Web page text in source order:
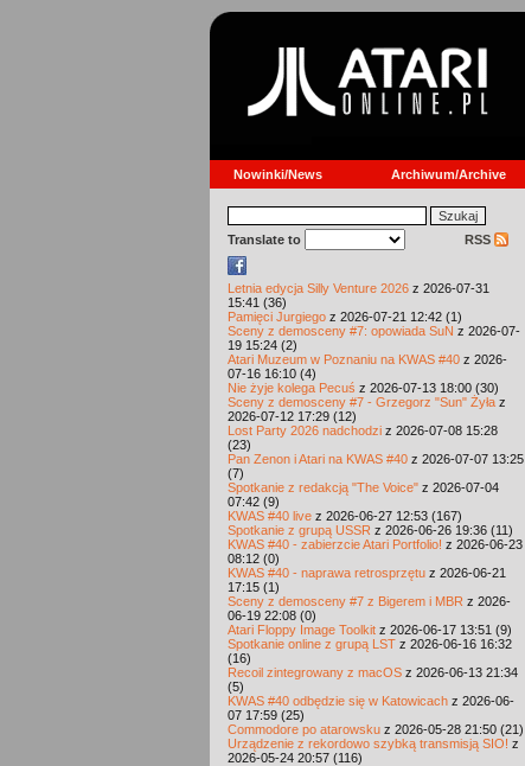
Nowinki/News Archiwum/Archive
Translate to RSS
Letnia edycja Silly Venture 2026 z 2026-07-31
15:41 (36)
Pamięci Jurgiego z 2026-07-21 12:42 (1)
Sceny z demosceny #7: opowiada SuN z 2026-07-
19 15:24 (2)
Atari Muzeum w Poznaniu na KWAS #40 z 2026-
07-16 16:10 (4)
Nie żyje kolega Pecuś z 2026-07-13 18:00 (30)
Sceny z demosceny #7 - Grzegorz "Sun" Żyła z
2026-07-12 17:29 (12)
Lost Party 2026 nadchodzi z 2026-07-08 15:28
(23)
Pan Zenon i Atari na KWAS #40 z 2026-07-07 13:25
(7)
Spotkanie z redakcją "The Voice" z 2026-07-04
07:42 (9)
KWAS #40 live z 2026-06-27 12:53 (167)
Spotkanie z grupą USSR z 2026-06-26 19:36 (11)
KWAS #40 - zabierzcie Atari Portfolio! z 2026-06-23
08:12 (0)
KWAS #40 - naprawa retrosprzętu z 2026-06-21
17:15 (1)
Sceny z demosceny #7 z Bigerem i MBR z 2026-
06-19 22:08 (0)
Atari Floppy Image Toolkit z 2026-06-17 13:51 (9)
Spotkanie online z grupą LST z 2026-06-16 16:32
(16)
Recoil zintegrowany z macOS z 2026-06-13 21:34
(5)
KWAS #40 odbędzie się w Katowicach z 2026-06-
07 17:59 (25)
Commodore po atarowsku z 2026-05-28 21:50 (21)
Urządzenie z rekordowo szybką transmisją SIO! z
2026-05-24 20:57 (116)